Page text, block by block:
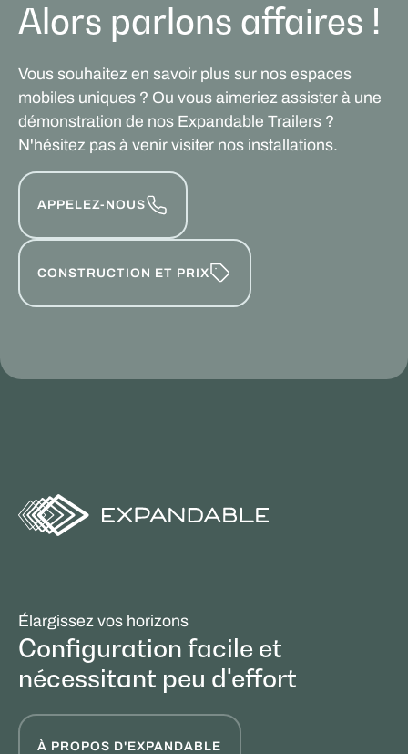
Alors parlons affaires !
Vous souhaitez en savoir plus sur nos espaces
mobiles uniques ? Ou vous aimeriez assister à une
démonstration de nos Expandable Trailers ?
N'hésitez pas à venir visiter nos installations.
APPELEZ-NOUS
CONSTRUCTION ET PRIX
Élargissez vos horizons
Configuration facile et
nécessitant peu d'effort
À PROPOS D'EXPANDABLE